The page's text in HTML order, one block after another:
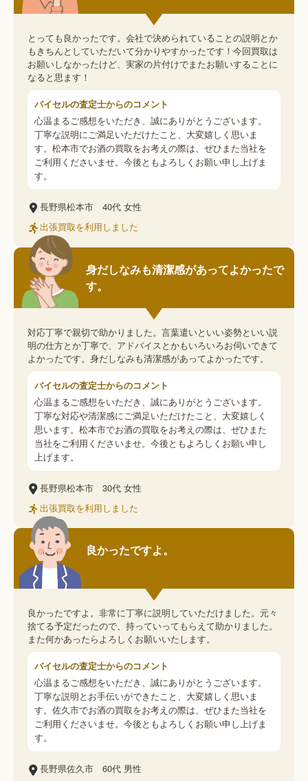
とっても良かったです。会社で決められていることの説明とか
もきちんとしていただいて分かりやすかったです！今回買取は
お願いしなかったけど、実家の片付けでまたお願いすることに
なると思ます！
バイセルの査定士からのコメント
心温まるご感想をいただき、誠にありがとうございます。
丁寧な説明にご満足いただけたこと、大変嬉しく思いま
す。松本市でお酒の買取をお考えの際は、ぜひまた当社を
ご利用くださいませ。今後ともよろしくお願い申し上げま
す。
長野県松本市 40代 女性
出張買取を利用しました
身だしなみも清潔感があってよかったで
す。
対応丁寧で親切で助かりました。言葉遣いといい姿勢といい説
明の仕方とか丁寧で、アドバイスとかもいろいろお伺いできて
よかったです。身だしなみも清潔感があってよかったです。
バイセルの査定士からのコメント
心温まるご感想をいただき、誠にありがとうございます。
丁寧な対応や清潔感にご満足いただけたこと、大変嬉しく
思います。松本市でお酒の買取をお考えの際は、ぜひまた
当社をご利用くださいませ。今後ともよろしくお願い申し
上げます。
長野県松本市 30代 女性
出張買取を利用しました
良かったですよ。
良かったですよ。非常に丁寧に説明していただけました。元々
捨てる予定だったので、持っていってもらえて助かりました。
また何かあったらよろしくお願いいたします。
バイセルの査定士からのコメント
心温まるご感想をいただき、誠にありがとうございます。
丁寧な説明とお手伝いができたこと、大変嬉しく思いま
す。佐久市でお酒の買取をお考えの際は、ぜひまた当社を
ご利用くださいませ。今後ともよろしくお願い申し上げま
す。
長野県佐久市 60代 男性